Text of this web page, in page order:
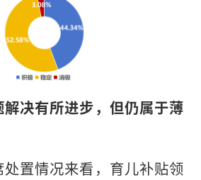
解决有所进步，但仍属于薄
处置情况来看，育儿补贴领